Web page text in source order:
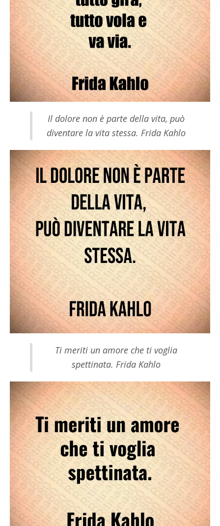
Il dolore non è parte della vita, può
diventare la vita stessa. Frida Kahlo
Ti meriti un amore che ti voglia
spettinata. Frida Kahlo